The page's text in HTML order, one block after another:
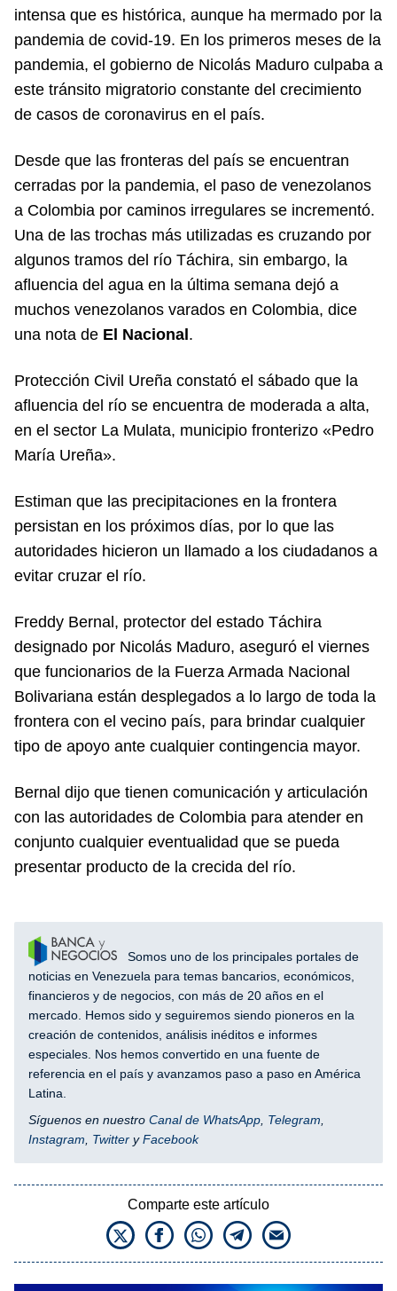
intensa que es histórica, aunque ha mermado por la
pandemia de covid-19. En los primeros meses de la
pandemia, el gobierno de Nicolás Maduro culpaba a
este tránsito migratorio constante del crecimiento
de casos de coronavirus en el país.
Desde que las fronteras del país se encuentran
cerradas por la pandemia, el paso de venezolanos
a Colombia por caminos irregulares se incrementó.
Una de las trochas más utilizadas es cruzando por
algunos tramos del río Táchira, sin embargo, la
afluencia del agua en la última semana dejó a
muchos venezolanos varados en Colombia, dice
una nota de El Nacional.
Protección Civil Ureña constató el sábado que la
afluencia del río se encuentra de moderada a alta,
en el sector La Mulata, municipio fronterizo «Pedro
María Ureña».
Estiman que las precipitaciones en la frontera
persistan en los próximos días, por lo que las
autoridades hicieron un llamado a los ciudadanos a
evitar cruzar el río.
Freddy Bernal, protector del estado Táchira
designado por Nicolás Maduro, aseguró el viernes
que funcionarios de la Fuerza Armada Nacional
Bolivariana están desplegados a lo largo de toda la
frontera con el vecino país, para brindar cualquier
tipo de apoyo ante cualquier contingencia mayor.
Bernal dijo que tienen comunicación y articulación
con las autoridades de Colombia para atender en
conjunto cualquier eventualidad que se pueda
presentar producto de la crecida del río.
Somos uno de los principales portales de
noticias en Venezuela para temas bancarios, económicos,
financieros y de negocios, con más de 20 años en el
mercado. Hemos sido y seguiremos siendo pioneros en la
creación de contenidos, análisis inéditos e informes
especiales. Nos hemos convertido en una fuente de
referencia en el país y avanzamos paso a paso en América
Latina.
Síguenos en nuestro Canal de WhatsApp Telegram
Instagram
Twitter yFacebook
Comparte este artículo